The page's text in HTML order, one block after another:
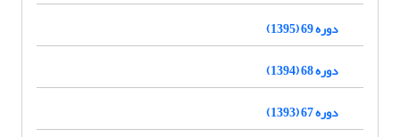
دوره 69 (1395)
دوره 68 (1394)
دوره 67 (1393)